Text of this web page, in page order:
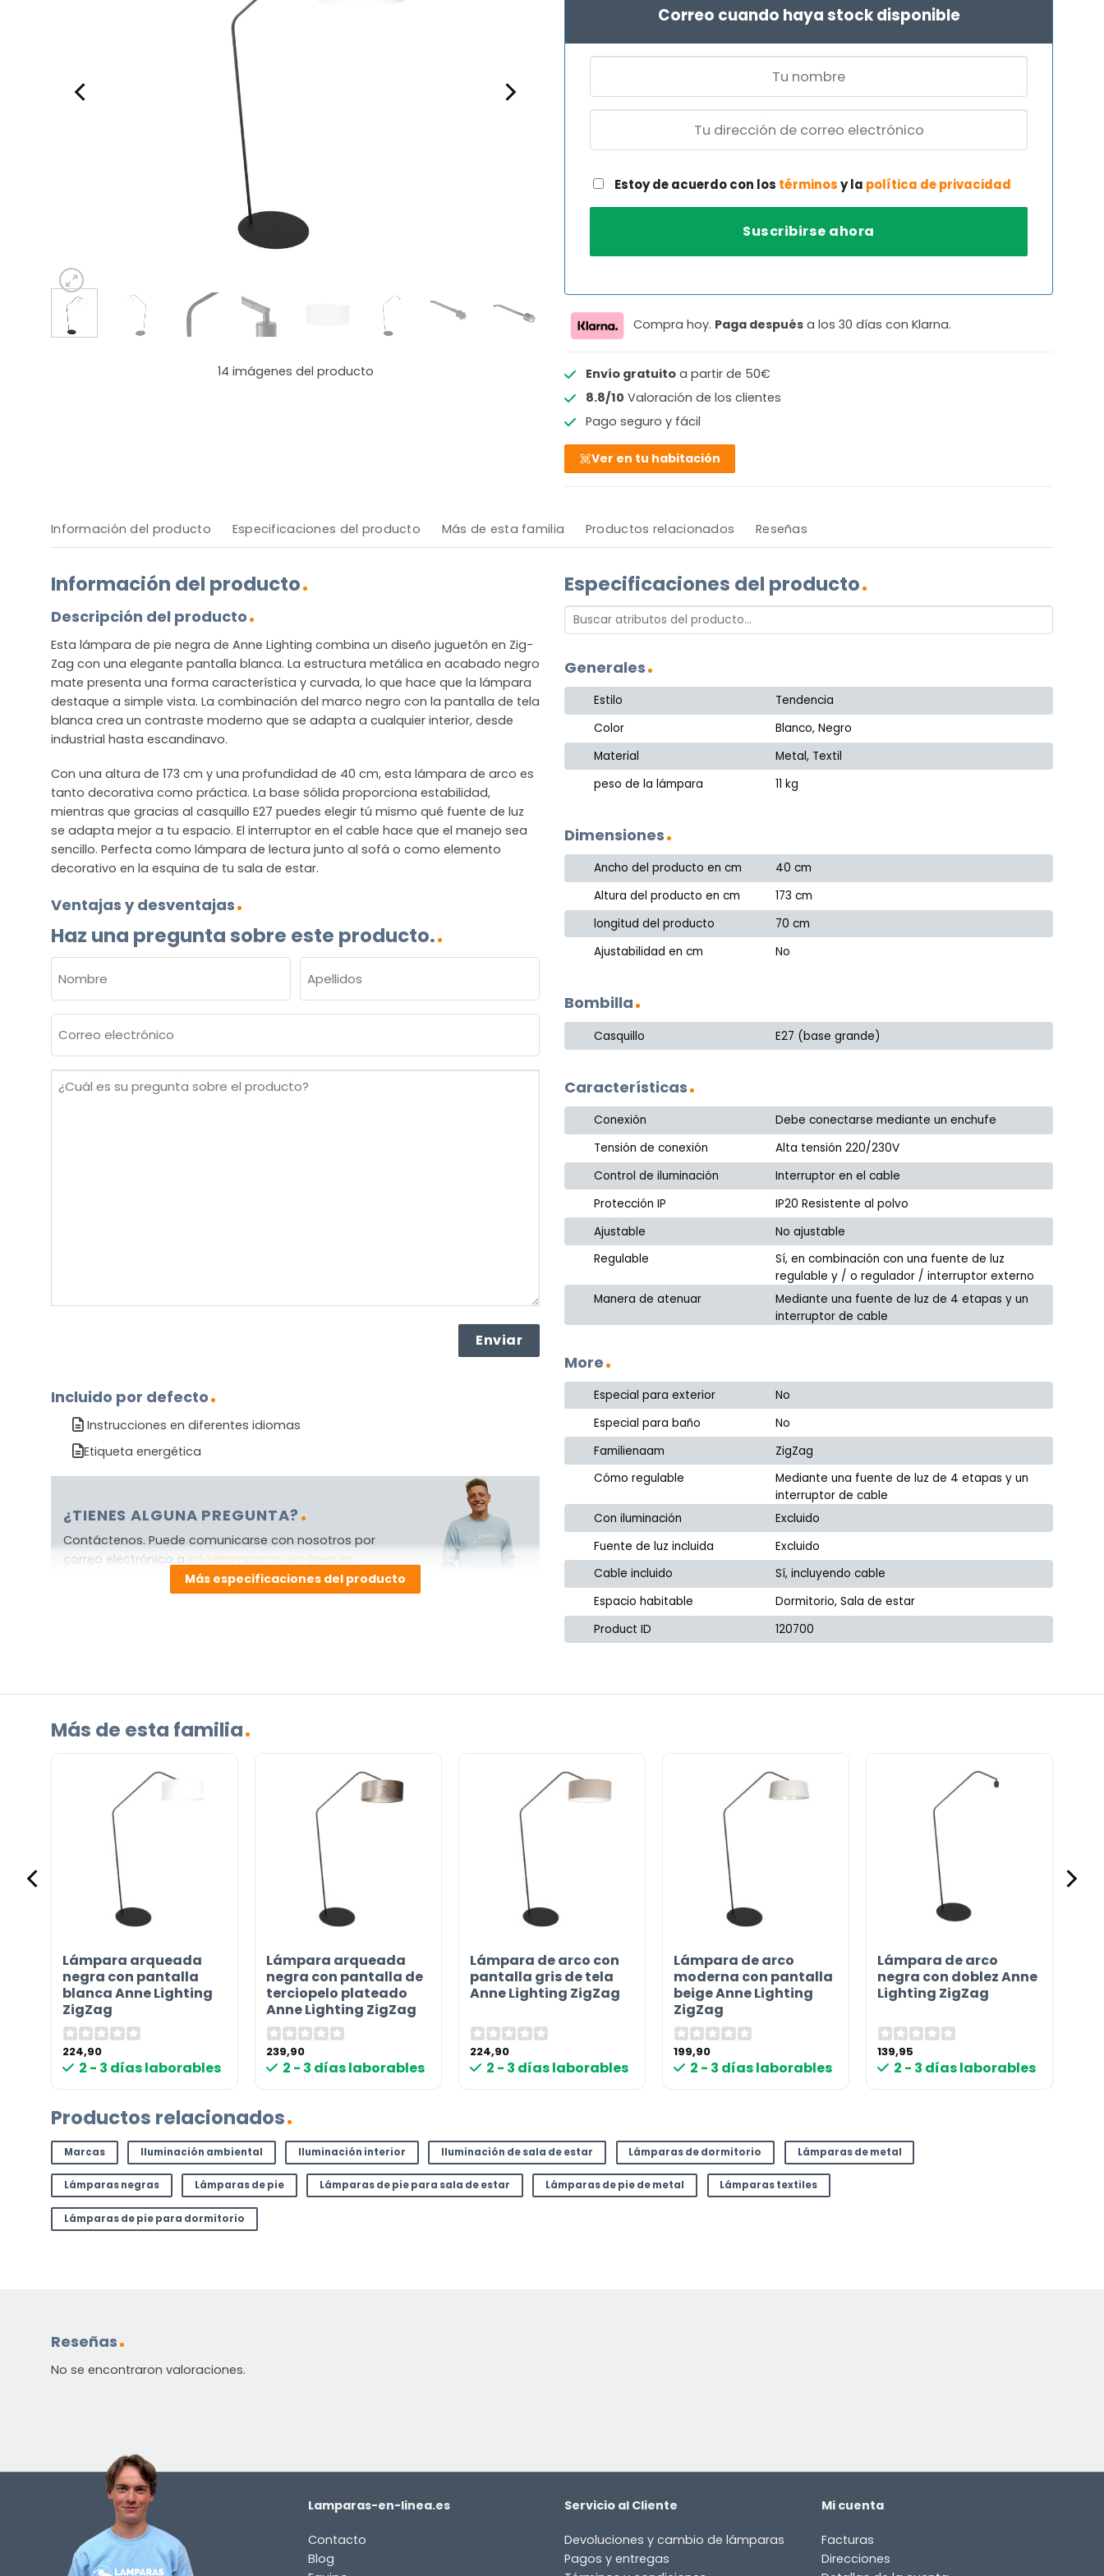
14 imágenes del producto
219,90 €.197,91 €.
Correo cuando haya stock disponible
Estoy de acuerdo con los términosy la política de privacidad
Compra hoy. Paga después a los 30 días con Klarna.
Envío gratuitoa partir de 50€
8.8/10 Valoración de los clientes
Pago seguro y fácil
Ver en tu habitación
Información del producto Especificaciones del producto Más de esta familia Productos relacionados Reseñas
Información del producto
Descripción del producto
Esta lámpara de pie negra de Anne Lighting combina un diseño juguetón en Zig-
Zag con una elegante pantalla blanca. La estructura metálica en acabado negro
mate presenta una forma característica y curvada, lo que hace que la lámpara
destaque a simple vista. La combinación del marco negro con la pantalla de tela
blanca crea un contraste moderno que se adapta a cualquier interior, desde
industrial hasta escandinavo.
Con una altura de 173 cm y una profundidad de 40 cm, esta lámpara de arco es
tanto decorativa como práctica. La base sólida proporciona estabilidad,
mientras que gracias al casquillo E27 puedes elegir tú mismo qué fuente de luz
se adapta mejor a tu espacio. El interruptor en el cable hace que el manejo sea
sencillo. Perfecta como lámpara de lectura junto al sofá o como elemento
decorativo en la esquina de tu sala de estar.
Ventajas y desventajas
Haz una pregunta sobre este producto.
(OBLIGATORIO)
Nombre Apellidos
electrónico
¿Cuál
Incluido por defecto
Instrucciones en diferentes idiomas
Etiqueta energética
¿TIENES ALGUNA PREGUNTA?
Contáctenos. Puede comunicarse con nosotros por
correo electrónico a info@lamparas-en-linea.es
Más especificaciones del producto
Especificaciones del producto
Generales
Estilo
Tendencia
Color
Blanco, Negro
Material
Metal, Textil
peso de la lámpara
11 kg
Dimensiones
Ancho del producto en cm
40 cm
Altura del producto en cm
173 cm
longitud del producto
70 cm
Ajustabilidad en cm
No
Bombilla
Casquillo E27 (base grande)
Características
Conexión
Debe conectarse mediante un enchufe
Tensión de conexión
Alta tensión 220/230V
Control de iluminación
Interruptor en el cable
Protección IP
IP20 Resistente al polvo
Ajustable
No ajustable
Regulable
Sí, en combinación con una fuente de luz
regulable y / o regulador / interruptor externo
Manera de atenuar
Mediante una fuente de luz de 4 etapas y un
interruptor de cable
More
Especial para exterior
No
Especial para baño
No
Familienaam
ZigZag
Cómo regulable
Mediante una fuente de luz de 4 etapas y un
interruptor de cable
Con iluminación
Excluido
Fuente de luz incluida
Excluido
Cable incluido
Sí, incluyendo cable
Espacio habitable
Dormitorio, Sala de estar
Product ID
120700
Más de esta familia
Lámpara arqueada
negra con pantalla
blanca Anne Lighting
ZigZag
224,90
2 - 3 días laborables
Lámpara arqueada
negra con pantalla de
terciopelo plateado
Anne Lighting ZigZag
239,90
2 - 3 días laborables
Lámpara de arco con
pantalla gris de tela
Anne Lighting ZigZag
224,90
2 - 3 días laborables
Lámpara de arco
moderna con pantalla
beige Anne Lighting
ZigZag
199,90
2 - 3 días laborables
Lámpara de arco
negra con doblez Anne
Lighting ZigZag
139,95
2 - 3 días laborables
Productos relacionados
Marcas Iluminación ambiental Iluminación interior Iluminación de sala de estar Lámparas de dormitorio Lámparas de metal
Lámparas negras Lámparas de pie Lámparas de pie para sala de estar Lámparas de pie de metal Lámparas textiles
Lámparas de pie para dormitorio
Reseñas
No se encontraron valoraciones.
Lamparas-en-linea.es
Contacto
Blog
Servicio al Cliente
Devoluciones y cambio de lámparas
Pagos y entregas
Mi cuenta
Facturas
Direcciones